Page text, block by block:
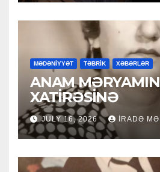
MƏDƏNİYYƏT TƏBRİK XƏBƏRLƏR
ANAM
XATİRƏSİNƏ
JULY 16, 2026 İRADƏ